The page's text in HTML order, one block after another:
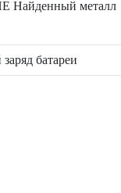
металл
батареи